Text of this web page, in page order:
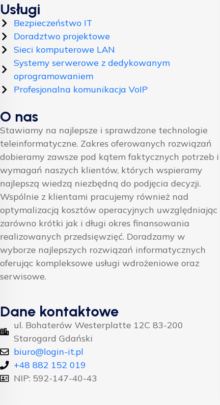
Usługi
Bezpieczeństwo IT
Doradztwo projektowe
Sieci komputerowe LAN
Systemy serwerowe z dedykowanym
oprogramowaniem
Profesjonalna komunikacja VoIP
O nas
Stawiamy na najlepsze i sprawdzone technologie
teleinformatyczne. Zakres oferowanych rozwiązań
dobieramy zawsze pod kątem faktycznych potrzeb i
wymagań naszych klientów, których wspieramy
najlepszą wiedzą niezbędną do podjęcia decyzji.
Wspólnie z klientami pracujemy również nad
optymalizacją kosztów operacyjnych uwzględniając
zarówno krótki jak i długi okres finansowania
realizowanych przedsięwzięć. Doradzamy w
wyborze najlepszych rozwiązań informatycznych
oferując kompleksowe usługi wdrożeniowe oraz
serwisowe.
Dane kontaktowe
ul. Bohaterów Westerplatte 12C 83-200
Starogard Gdański
biuro@login-it.pl
+48 882 152 019
NIP: 592-147-40-43